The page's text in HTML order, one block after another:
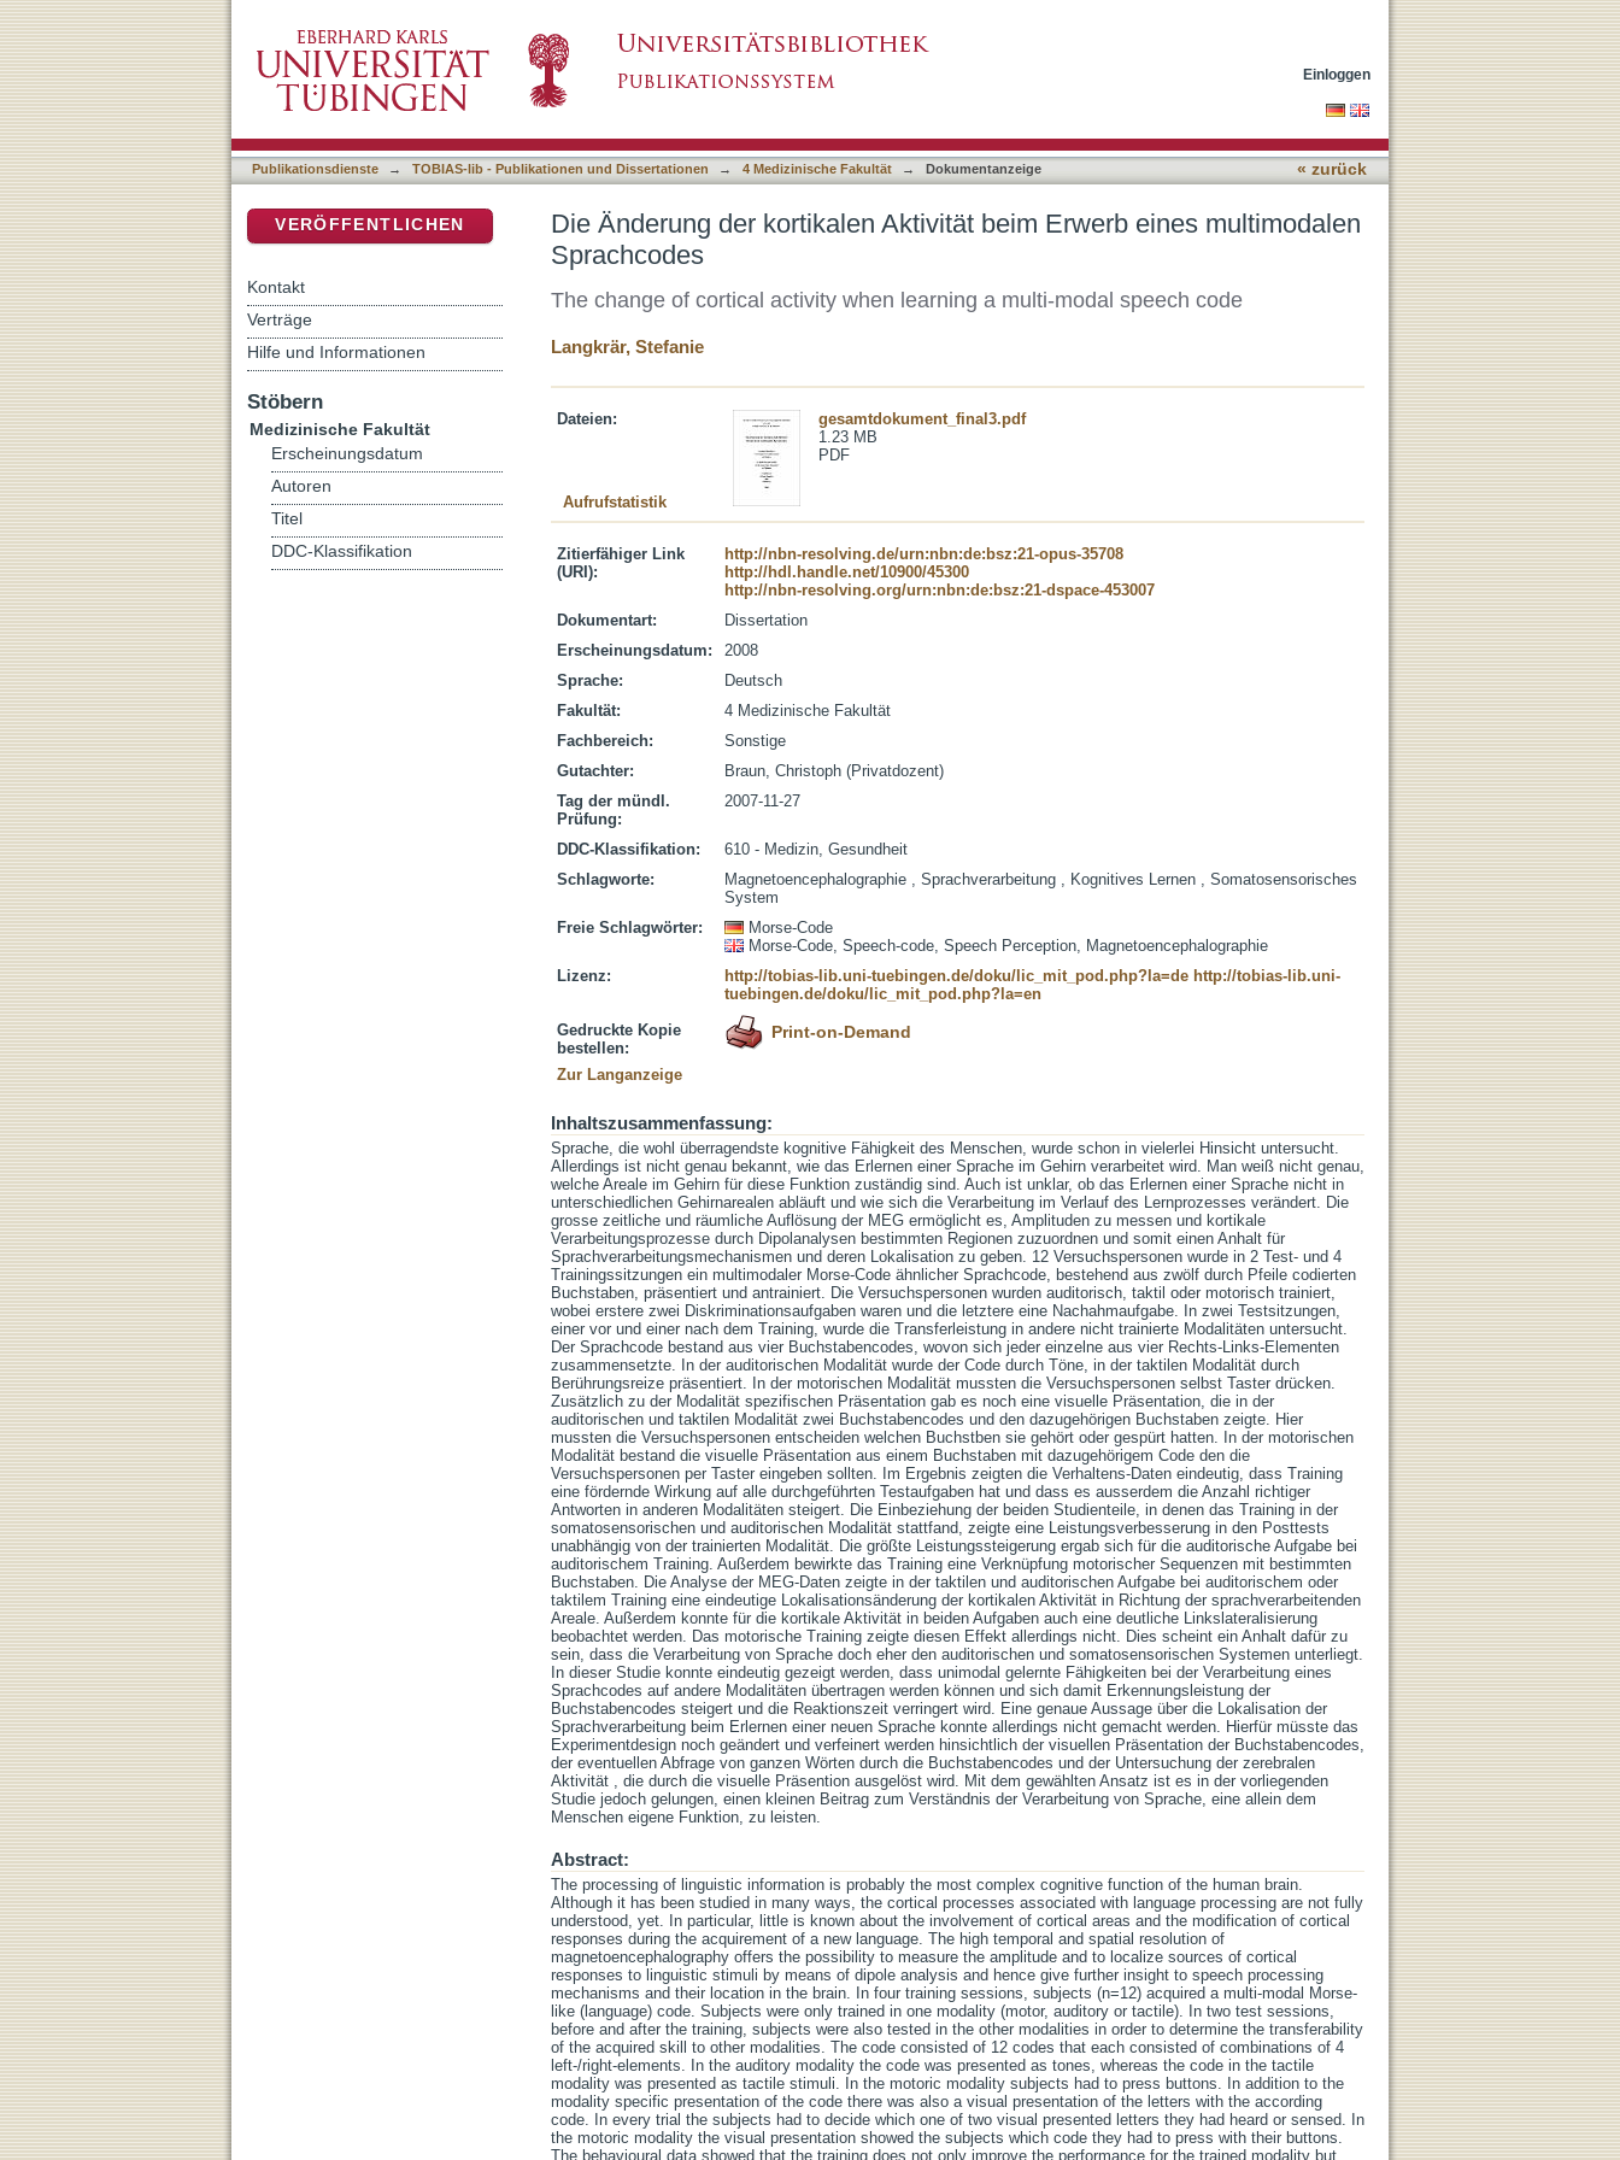
Einloggen
Publikationsdienste → TOBIAS-lib - Publikationen und Dissertationen → 4 Medizinische Fakultät → Dokumentanzeige « zurück
Die Änderung der kortikalen Aktivität beim Erwerb eines multimodalen
Sprachcodes
The change of cortical activity when learning a multi-modal speech code
Langkrär, Stefanie
Dateien:
gesamtdokument_final3.pdf
1.23 MB
PDF
Aufrufstatistik
Zitierfähiger Link
(URI):
http://nbn-resolving.de/urn:nbn:de:bsz:21-opus-35708
http://hdl.handle.net/10900/45300
http://nbn-resolving.org/urn:nbn:de:bsz:21-dspace-453007
Dokumentart:
Dissertation
Erscheinungsdatum:
2008
Sprache:
Deutsch
Fakultät:
4 Medizinische Fakultät
Fachbereich:
Sonstige
Gutachter:
Braun, Christoph (Privatdozent)
Tag der mündl.
Prüfung:
2007-11-27
DDC-Klassifikation:
610 - Medizin, Gesundheit
Schlagworte:
Magnetoencephalographie , Sprachverarbeitung , Kognitives Lernen , Somatosensorisches
System
Freie Schlagwörter:
Morse-Code
Morse-Code, Speech-code, Speech Perception, Magnetoencephalographie
Lizenz:
http://tobias-lib.uni-tuebingen.de/doku/lic_mit_pod.php?la=de http://tobias-lib.uni-
tuebingen.de/doku/lic_mit_pod.php?la=en
Gedruckte Kopie
bestellen:
Print-on-Demand
Zur Langanzeige
Inhaltszusammenfassung:
Sprache, die wohl überragendste kognitive Fähigkeit des Menschen, wurde schon in vielerlei Hinsicht untersucht.
Allerdings ist nicht genau bekannt, wie das Erlernen einer Sprache im Gehirn verarbeitet wird. Man weiß nicht genau,
welche Areale im Gehirn für diese Funktion zuständig sind. Auch ist unklar, ob das Erlernen einer Sprache nicht in
unterschiedlichen Gehirnarealen abläuft und wie sich die Verarbeitung im Verlauf des Lernprozesses verändert. Die
grosse zeitliche und räumliche Auflösung der MEG ermöglicht es, Amplituden zu messen und kortikale
Verarbeitungsprozesse durch Dipolanalysen bestimmten Regionen zuzuordnen und somit einen Anhalt für
Sprachverarbeitungsmechanismen und deren Lokalisation zu geben. 12 Versuchspersonen wurde in 2 Test- und 4
Trainingssitzungen ein multimodaler Morse-Code ähnlicher Sprachcode, bestehend aus zwölf durch Pfeile codierten
Buchstaben, präsentiert und antrainiert. Die Versuchspersonen wurden auditorisch, taktil oder motorisch trainiert,
wobei erstere zwei Diskriminationsaufgaben waren und die letztere eine Nachahmaufgabe. In zwei Testsitzungen,
einer vor und einer nach dem Training, wurde die Transferleistung in andere nicht trainierte Modalitäten untersucht.
Der Sprachcode bestand aus vier Buchstabencodes, wovon sich jeder einzelne aus vier Rechts-Links-Elementen
zusammensetzte. In der auditorischen Modalität wurde der Code durch Töne, in der taktilen Modalität durch
Berührungsreize präsentiert. In der motorischen Modalität mussten die Versuchspersonen selbst Taster drücken.
Zusätzlich zu der Modalität spezifischen Präsentation gab es noch eine visuelle Präsentation, die in der
auditorischen und taktilen Modalität zwei Buchstabencodes und den dazugehörigen Buchstaben zeigte. Hier
mussten die Versuchspersonen entscheiden welchen Buchstben sie gehört oder gespürt hatten. In der motorischen
Modalität bestand die visuelle Präsentation aus einem Buchstaben mit dazugehörigem Code den die
Versuchspersonen per Taster eingeben sollten. Im Ergebnis zeigten die Verhaltens-Daten eindeutig, dass Training
eine fördernde Wirkung auf alle durchgeführten Testaufgaben hat und dass es ausserdem die Anzahl richtiger
Antworten in anderen Modalitäten steigert. Die Einbeziehung der beiden Studienteile, in denen das Training in der
somatosensorischen und auditorischen Modalität stattfand, zeigte eine Leistungsverbesserung in den Posttests
unabhängig von der trainierten Modalität. Die größte Leistungssteigerung ergab sich für die auditorische Aufgabe bei
auditorischem Training. Außerdem bewirkte das Training eine Verknüpfung motorischer Sequenzen mit bestimmten
Buchstaben. Die Analyse der MEG-Daten zeigte in der taktilen und auditorischen Aufgabe bei auditorischem oder
taktilem Training eine eindeutige Lokalisationsänderung der kortikalen Aktivität in Richtung der sprachverarbeitenden
Areale. Außerdem konnte für die kortikale Aktivität in beiden Aufgaben auch eine deutliche Linkslateralisierung
beobachtet werden. Das motorische Training zeigte diesen Effekt allerdings nicht. Dies scheint ein Anhalt dafür zu
sein, dass die Verarbeitung von Sprache doch eher den auditorischen und somatosensorischen Systemen unterliegt.
In dieser Studie konnte eindeutig gezeigt werden, dass unimodal gelernte Fähigkeiten bei der Verarbeitung eines
Sprachcodes auf andere Modalitäten übertragen werden können und sich damit Erkennungsleistung der
Buchstabencodes steigert und die Reaktionszeit verringert wird. Eine genaue Aussage über die Lokalisation der
Sprachverarbeitung beim Erlernen einer neuen Sprache konnte allerdings nicht gemacht werden. Hierfür müsste das
Experimentdesign noch geändert und verfeinert werden hinsichtlich der visuellen Präsentation der Buchstabencodes,
der eventuellen Abfrage von ganzen Wörten durch die Buchstabencodes und der Untersuchung der zerebralen
Aktivität , die durch die visuelle Präsention ausgelöst wird. Mit dem gewählten Ansatz ist es in der vorliegenden
Studie jedoch gelungen, einen kleinen Beitrag zum Verständnis der Verarbeitung von Sprache, eine allein dem
Menschen eigene Funktion, zu leisten.
Abstract:
The processing of linguistic information is probably the most complex cognitive function of the human brain.
Although it has been studied in many ways, the cortical processes associated with language processing are not fully
understood, yet. In particular, little is known about the involvement of cortical areas and the modification of cortical
responses during the acquirement of a new language. The high temporal and spatial resolution of
magnetoencephalography offers the possibility to measure the amplitude and to localize sources of cortical
responses to linguistic stimuli by means of dipole analysis and hence give further insight to speech processing
mechanisms and their location in the brain. In four training sessions, subjects (n=12) acquired a multi-modal Morse-
like (language) code. Subjects were only trained in one modality (motor, auditory or tactile). In two test sessions,
before and after the training, subjects were also tested in the other modalities in order to determine the transferability
of the acquired skill to other modalities. The code consisted of 12 codes that each consisted of combinations of 4
left-/right-elements. In the auditory modality the code was presented as tones, whereas the code in the tactile
modality was presented as tactile stimuli. In the motoric modality subjects had to press buttons. In addition to the
modality specific presentation of the code there was also a visual presentation of the letters with the according
code. In every trial the subjects had to decide which one of two visual presented letters they had heard or sensed. In
the motoric modality the visual presentation showed the subjects which code they had to press with their buttons.
The behavioural data showed that the training does not only improve the performance for the trained modality but
VERÖFFENTLICHEN
Kontakt
Verträge
Hilfe und Informationen
Stöbern
Medizinische Fakultät
Erscheinungsdatum
Autoren
Titel
DDC-Klassifikation